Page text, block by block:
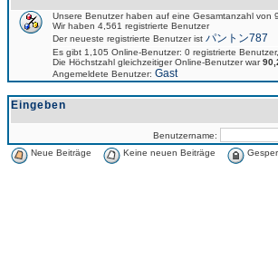
Unsere Benutzer haben auf eine Gesamtanzahl von
Wir haben 4,561 registrierte Benutzer
Der neueste registrierte Benutzer ist パントン787
Es gibt 1,105 Online-Benutzer: 0 registrierte
Die Höchstzahl gleichzeitiger Online-Benutzer war
Angemeldete Benutzer: Gast
Eingeben
Benutzername:
Neue Beiträge
Keine neuen Beiträge